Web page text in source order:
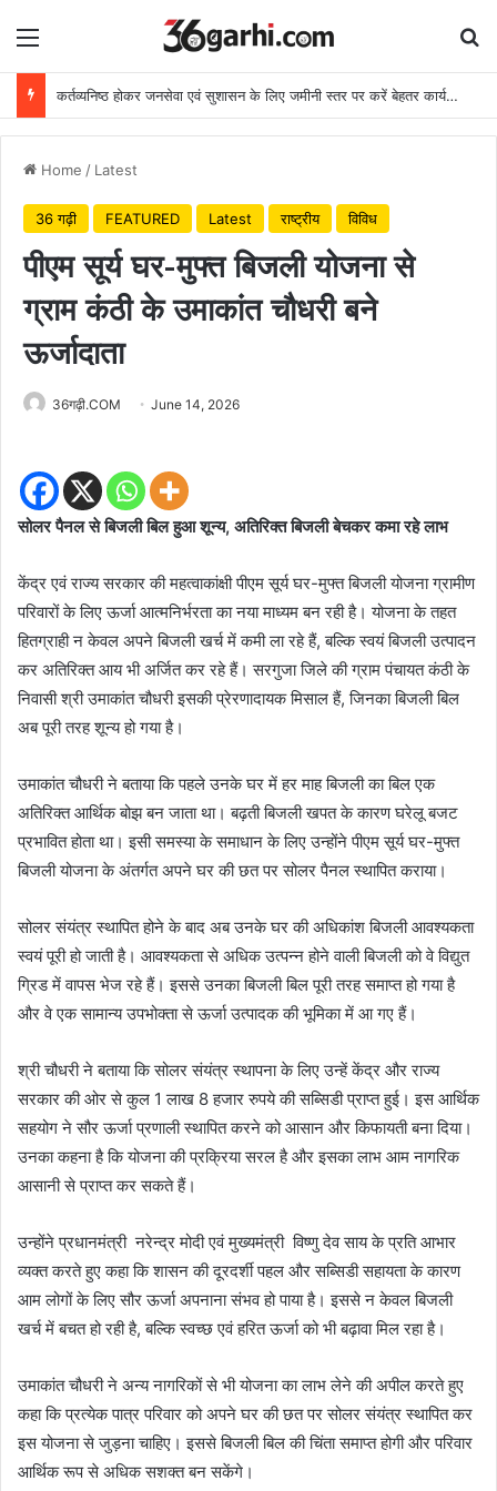
Menu
कर्तव्यनिष्ठ होकर जनसेवा एवं सुशासन के लिए जमीनी स्तर पर करें बेहतर कार्य: मुख्यमंत्री
Home / Latest
36 गढ़ी FEATURED Latest राष्ट्रीय विविध
पीएम सूर्य घर-मुफ्त बिजली योजना से
ग्राम कंठी के उमाकांत चौधरी बने
ऊर्जादाता
36गढ़ी.COM June 14, 2026
सोलर पैनल से बिजली बिल हुआ शून्य, अतिरिक्त बिजली बेचकर कमा रहे लाभ
केंद्र एवं राज्य सरकार की महत्वाकांक्षी पीएम सूर्य घर-मुफ्त बिजली योजना ग्रामीण
परिवारों के लिए ऊर्जा आत्मनिर्भरता का नया माध्यम बन रही है। योजना के तहत
हितग्राही न केवल अपने बिजली खर्च में कमी ला रहे हैं, बल्कि स्वयं बिजली उत्पादन
कर अतिरिक्त आय भी अर्जित कर रहे हैं। सरगुजा जिले की ग्राम पंचायत कंठी के
निवासी श्री उमाकांत चौधरी इसकी प्रेरणादायक मिसाल हैं, जिनका बिजली बिल
अब पूरी तरह शून्य हो गया है।
उमाकांत चौधरी ने बताया कि पहले उनके घर में हर माह बिजली का बिल एक
अतिरिक्त आर्थिक बोझ बन जाता था। बढ़ती बिजली खपत के कारण घरेलू बजट
प्रभावित होता था। इसी समस्या के समाधान के लिए उन्होंने पीएम सूर्य घर-मुफ्त
बिजली योजना के अंतर्गत अपने घर की छत पर सोलर पैनल स्थापित कराया।
सोलर संयंत्र स्थापित होने के बाद अब उनके घर की अधिकांश बिजली आवश्यकता
स्वयं पूरी हो जाती है। आवश्यकता से अधिक उत्पन्न होने वाली बिजली को वे विद्युत
ग्रिड में वापस भेज रहे हैं। इससे उनका बिजली बिल पूरी तरह समाप्त हो गया है
और वे एक सामान्य उपभोक्ता से ऊर्जा उत्पादक की भूमिका में आ गए हैं।
श्री चौधरी ने बताया कि सोलर संयंत्र स्थापना के लिए उन्हें केंद्र और राज्य
सरकार की ओर से कुल 1 लाख 8 हजार रुपये की सब्सिडी प्राप्त हुई। इस आर्थिक
सहयोग ने सौर ऊर्जा प्रणाली स्थापित करने को आसान और किफायती बना दिया।
उनका कहना है कि योजना की प्रक्रिया सरल है और इसका लाभ आम नागरिक
आसानी से प्राप्त कर सकते हैं।
उन्होंने प्रधानमंत्री नरेन्द्र मोदी एवं मुख्यमंत्री विष्णु देव साय के प्रति आभार
व्यक्त करते हुए कहा कि शासन की दूरदर्शी पहल और सब्सिडी सहायता के कारण
आम लोगों के लिए सौर ऊर्जा अपनाना संभव हो पाया है। इससे न केवल बिजली
खर्च में बचत हो रही है, बल्कि स्वच्छ एवं हरित ऊर्जा को भी बढ़ावा मिल रहा है।
उमाकांत चौधरी ने अन्य नागरिकों से भी योजना का लाभ लेने की अपील करते हुए
कहा कि प्रत्येक पात्र परिवार को अपने घर की छत पर सोलर संयंत्र स्थापित कर
इस योजना से जुड़ना चाहिए। इससे बिजली बिल की चिंता समाप्त होगी और परिवार
आर्थिक रूप से अधिक सशक्त बन सकेंगे।